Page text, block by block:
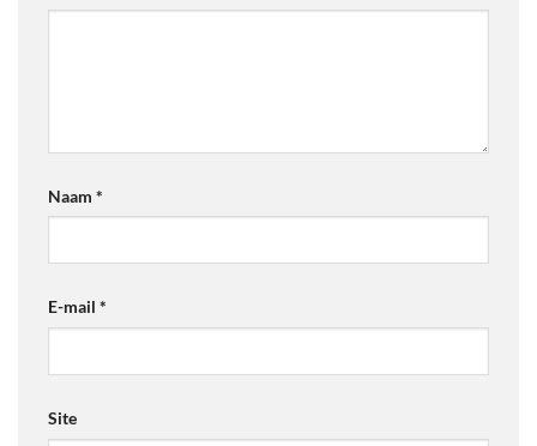
Naam *
E-mail *
Site